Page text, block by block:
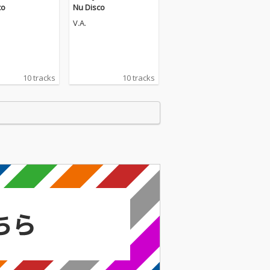
10 tracks
Nu Disco
V.A.
10 tracks